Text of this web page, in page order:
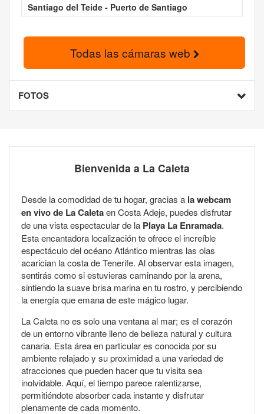
Santiago del Teide - Puerto de Santiago
Todas las cámaras web
FOTOS
Bienvenida a La Caleta
Desde la comodidad de tu hogar, gracias a la webcam
en vivo de La Caletaen Costa Adeje, puedes disfrutar
de una vista espectacular de la Playa La Enramada.
Esta encantadora localización te ofrece el increíble
espectáculo del océano Atlántico mientras las olas
acarician la costa de Tenerife. Al observar esta imagen,
sentirás como si estuvieras caminando por la arena,
sintiendo la suave brisa marina en tu rostro, y percibiendo
la energía que emana de este mágico lugar.
La Caleta no es solo una ventana al mar; es el corazón
de un entorno vibrante lleno de belleza natural y cultura
canaria. Esta área en particular es conocida por su
ambiente relajado y su proximidad a una variedad de
atracciones que pueden hacer que tu visita sea
inolvidable. Aquí, el tiempo parece ralentizarse,
permitiéndote absorber cada instante y disfrutar
plenamente de cada momento.